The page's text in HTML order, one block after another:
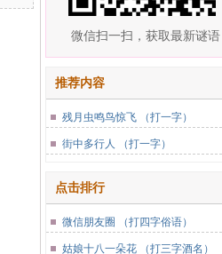
微信扫一扫，获取最新谜语
推荐内容
残月虫鸣鸟惊飞 （打一字）
街中多行人 （打一字）
点击排行
微信朋友圈 （打四字俗语）
姑娘十八一朵花 （打三字酒名）